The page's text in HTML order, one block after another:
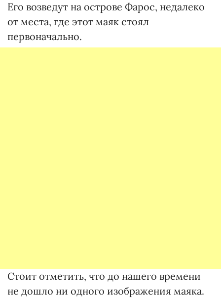
Его возведут на острове Фарос, недалеко
от места, где этот маяк стоял
первоначально.
Стоит отметить, что до нашего времени
не дошло ни одного изображения маяка.